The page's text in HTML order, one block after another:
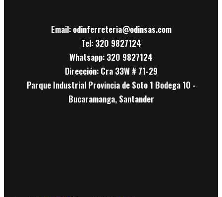
Email: odinferreteria@odinsas.com
Tel: 320 9827124
Whatsapp: 320 9827124
Dirección: Cra 33W # 71-29
Parque Industrial Provincia de Soto 1 Bodega 10 -
Bucaramanga, Santander